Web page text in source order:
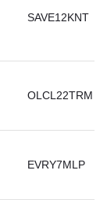
SAVE12KNT
OLCL22TRM
EVRY7MLP